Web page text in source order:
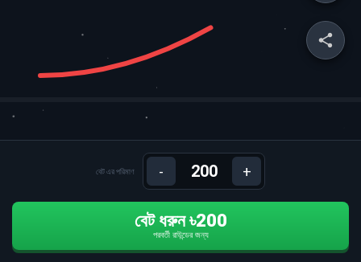
বেট এর পরিমাণ - +
বেট ধরুন ৳200
পরবর্তী রাউন্ডের জন্য